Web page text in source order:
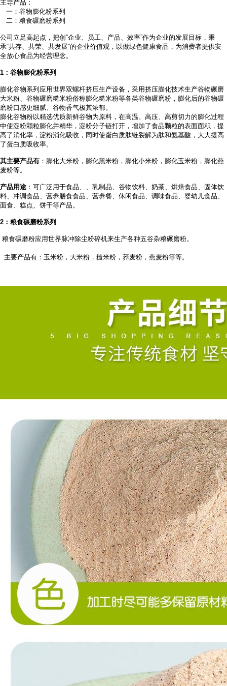
主导产品：
一：谷物膨化粉系列
二：粮食碾磨粉系列
公司立足高起点，把创 “企业、员工、产品、效率”作为企业的发展目标，秉
承“共存、共荣、共发展”的企业价值观，以做绿色健康食品，为消费者提供安
全放心食品为经营理念。
1 ：谷物膨化粉系列
膨化谷物系列应用世界双螺杆挤压生产设备，采用挤压膨化技术生产谷物碾磨
大米粉、谷物碾磨糙米粉俗称膨化糙米粉等各类谷物碾磨粉，膨化后的谷物碾
磨粉口感更细腻、谷物香气极其浓郁。
膨化谷物粉以精选优质新鲜谷物为原料，在高温、高压、高剪切力的膨化过程
中使淀粉颗粒膨化并精华，淀粉分子链打开，增加了食品颗粒的表面面积，提
高了消化率，淀粉消化吸收，同时使蛋白质肽链裂解为肽和氨基酸，大大提高
了蛋白质吸收率。
其主要产品有 ：膨化大米粉，膨化黑米粉，膨化小米粉，膨化玉米粉，膨化燕
麦粉等。
产品用途 ：可广泛用于食品、 、乳制品、谷物饮料、奶茶、烘焙食品、固体饮
料、冲调食品、营养膳食食品、营养餐、休闲食品、调味食品、婴幼儿食品、
面食、糕点、饼干等产品。
2 ：粮食碾磨粉系列
粮食碾磨粉应用世界脉冲除尘粉碎机来生产各种五谷杂粮碾磨粉。
主要产品有：玉米粉，大米粉，糙米粉，荞麦粉，燕麦粉等等。